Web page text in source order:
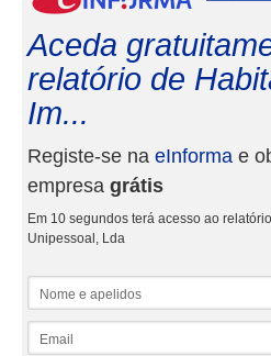
Aceda
relatório de
Im...
Registe-se na eInforma e
empresa grátis
Em 10 segundos terá acesso ao
Unipessoal, Lda